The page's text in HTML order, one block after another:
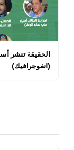
الحقيقة تنشر
(انفوجرافيك)